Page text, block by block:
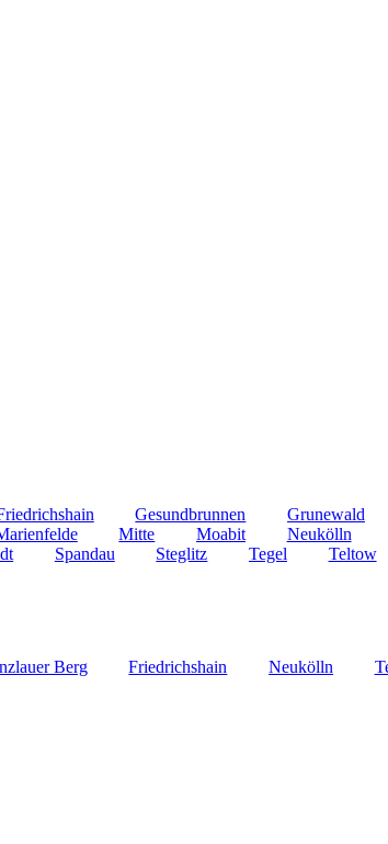
Gesundbrunnen Grunewald
Mitte Moabit Neukölln
Spandau Steglitz Tegel Teltow
Berg Friedrichshain Neukölln